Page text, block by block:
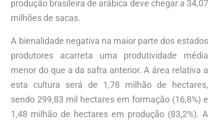
produção brasileira de arábica deve chegar a 34,07
milhões de sacas.
A bienalidade negativa na maior parte dos estados
produtores acarreta uma produtividade média
menor do que a da safra anterior. A área relativa a
esta cultura será de 1,78 milhão de hectares,
sendo 299,83 mil hectares em formação (16,8%) e
1,48 milhão de hectares em produção (83,2%). A